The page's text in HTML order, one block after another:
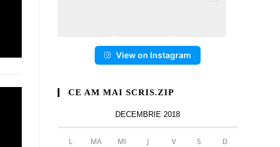
View on Instagram
CE AM MAI SCRIS.ZIP
DECEMBRIE 2018
L MA MI J V S D